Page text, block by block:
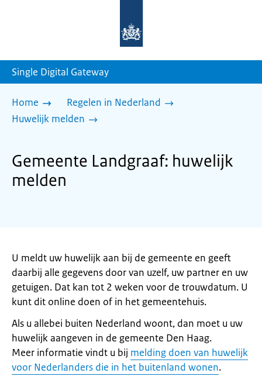
homepage
Single Digital Gateway
Home
Regelen in Nederland
Huwelijk melden
Gemeente Landgraaf: huwelijk
melden
U meldt uw huwelijk aan bij de gemeente en geeft
daarbij alle gegevens door van uzelf, uw partner en uw
getuigen. Dat kan tot 2 weken voor de trouwdatum. U
kunt dit online doen of in het gemeentehuis.
Als u allebei buiten Nederland woont, dan moet u uw
huwelijk aangeven in de gemeente Den Haag.
Meer informatie vindt u bij melding doen van huwelijk
voor Nederlanders die in het buitenland wonen.